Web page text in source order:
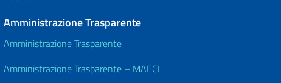
Amministrazione Trasparente
Amministrazione Trasparente
Amministrazione Trasparente – MAECI